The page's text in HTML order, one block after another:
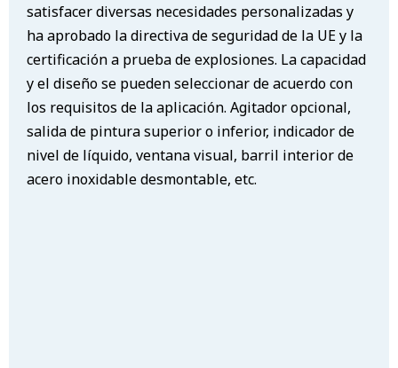
satisfacer diversas necesidades personalizadas y
ha aprobado la directiva de seguridad de la UE y la
certificación a prueba de explosiones. La capacidad
y el diseño se pueden seleccionar de acuerdo con
los requisitos de la aplicación. Agitador opcional,
salida de pintura superior o inferior, indicador de
nivel de líquido, ventana visual, barril interior de
acero inoxidable desmontable, etc.